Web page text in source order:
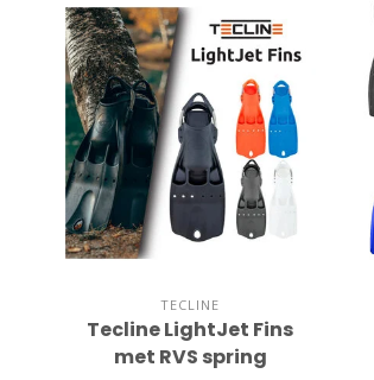
TECLINE
Tecline LightJet Fins
met RVS spring